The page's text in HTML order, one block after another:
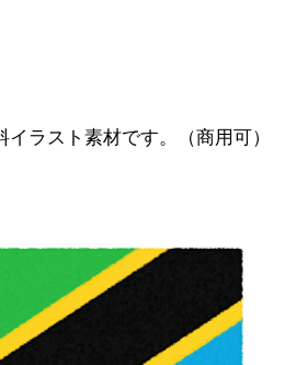
ラスト素材です。（商用可）